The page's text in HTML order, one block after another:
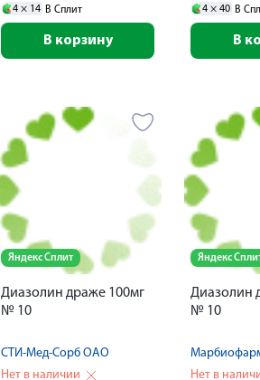
4 × 14 В Сплит
В корзину
4 × 40 В
В
Яндекс Сплит
Диазолин драже 100мг
№ 10
СТИ-Мед-Сорб ОАО
Нет в наличии
Яндекс
Диазолин
№ 10
Нет в